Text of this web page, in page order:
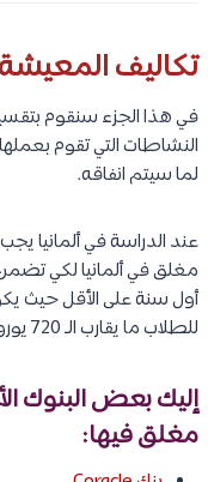
تكاليف المعيشة
في هذا الجزء سنقوم
النشاطات التي تقوم
لما سيتم انفاقه.
مغلق في ألمانيا لكي
أول سنة على الأقل حيث
للطلاب ما يقارب الـ 720 يورو.
إليك بعض البنوك
مغلق فيها: